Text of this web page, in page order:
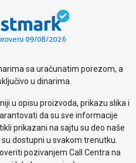
sa uračunatim porezom, a
u dinarima.
u opisu proizvoda, prikazu slika i
da su sve informacije
prikazani na sajtu su deo naše
dostupni u svakom trenutku.
pozivanjem Call Centra na